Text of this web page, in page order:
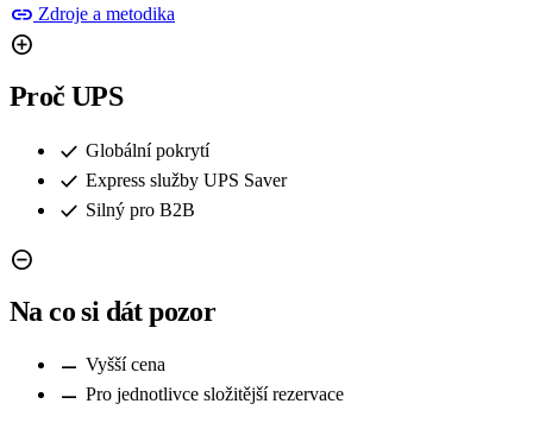
link Zdroje a metodika
add_circle
Proč UPS
check Globální pokrytí
check Express služby UPS Saver
check Silný pro B2B
remove_circle
Na co si dát pozor
remove Vyšší cena
remove Pro jednotlivce složitější rezervace